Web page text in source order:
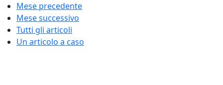
Mese precedente
Mese successivo
Tutti gli articoli
Un articolo a caso